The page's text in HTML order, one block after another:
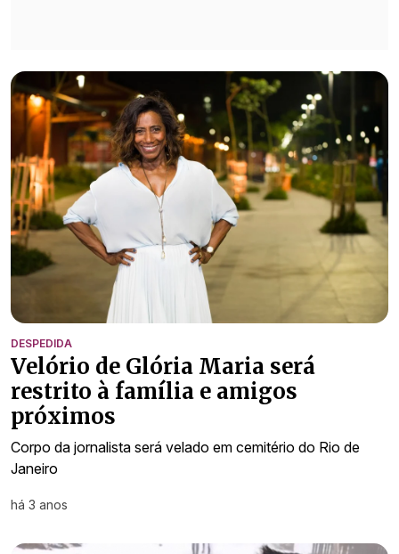
DESPEDIDA
Velório de Glória Maria será
restrito à família e amigos
próximos
Corpo da jornalista será velado em cemitério do Rio de
Janeiro
há 3 anos